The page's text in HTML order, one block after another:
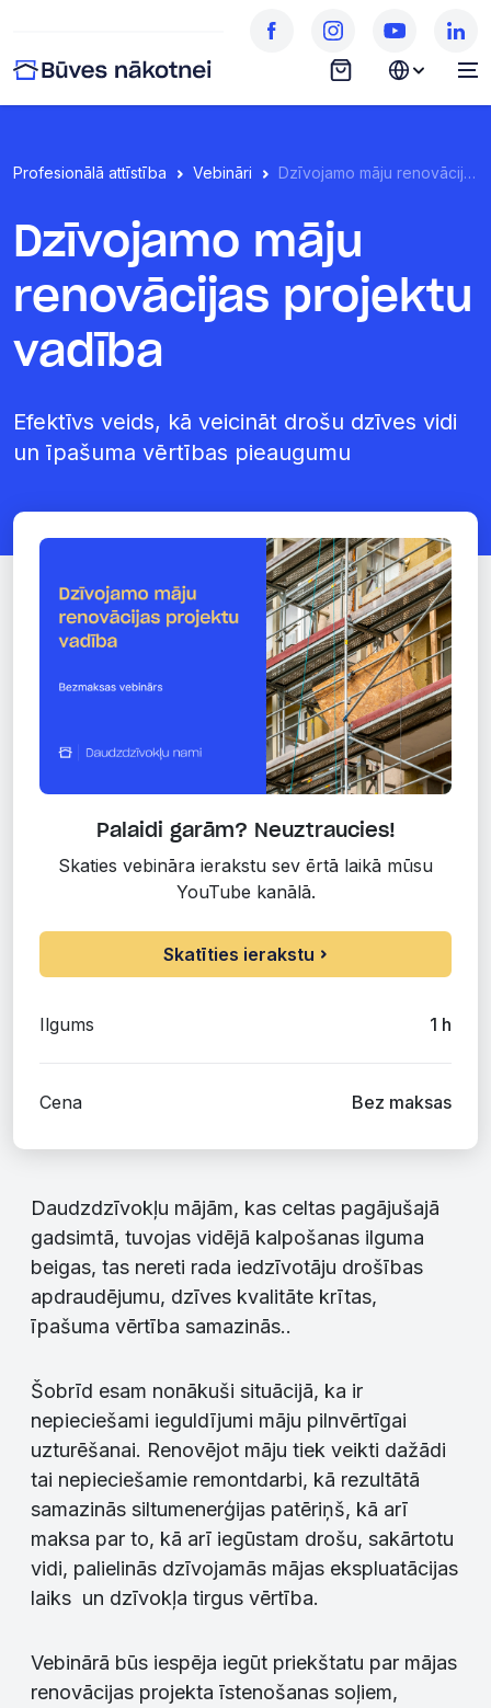
Profesionālā attīstība Vebināri Dzīvojamo māju renovācijas projektu vadība
Dzīvojamo māju
renovācijas projektu
vadība
Efektīvs veids, kā veicināt drošu dzīves vidi
un īpašuma vērtības pieaugumu
Palaidi garām? Neuztraucies!
Skaties vebināra ierakstu sev ērtā laikā mūsu
YouTube kanālā.
Skatīties ierakstu
Ilgums
Cena Bez maksas
Daudzdzīvokļu mājām, kas celtas pagājušajā
gadsimtā, tuvojas vidējā kalpošanas ilguma
beigas, tas nereti rada iedzīvotāju drošības
apdraudējumu, dzīves kvalitāte krītas,
īpašuma vērtība samazinās..
Šobrīd esam nonākuši situācijā, ka ir
nepieciešami ieguldījumi māju pilnvērtīgai
uzturēšanai. Renovējot māju tiek veikti dažādi
tai nepieciešamie remontdarbi, kā rezultātā
samazinās siltumenerģijas patēriņš, kā arī
maksa par to, kā arī iegūstam drošu, sakārtotu
vidi, palielinās dzīvojamās mājas ekspluatācijas
laiks un dzīvokļa tirgus vērtība.
Vebinārā būs iespēja iegūt priekštatu par mājas
renovācijas projekta īstenošanas soļiem,